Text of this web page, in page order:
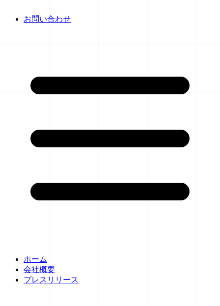
お問い合わせ
ホーム
会社概要
プレスリリース